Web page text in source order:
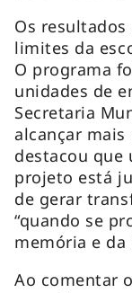
Os
limites da
O programa
unidades de
Secretaria
alcançar mais
destacou que
projeto está
de gerar
“quando se
memória e
Ao comentar